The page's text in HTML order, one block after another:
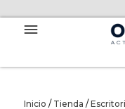
Inicio / Tienda /